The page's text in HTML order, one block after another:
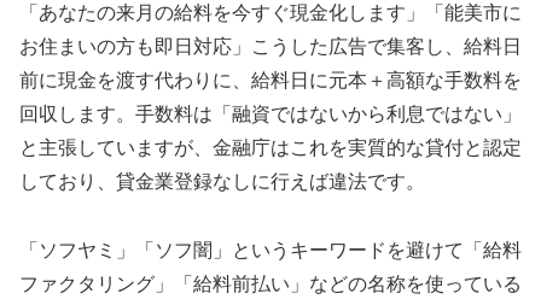
「あなたの来月の給料を今すぐ現金化します」「能美市に
お住まいの方も即日対応」こうした広告で集客し、給料日
前に現金を渡す代わりに、給料日に元本＋高額な手数料を
回収します。手数料は「融資ではないから利息ではない」
と主張していますが、金融庁はこれを実質的な貸付と認定
しており、貸金業登録なしに行えば違法です。
「ソフヤミ」「ソフ闇」というキーワードを避けて「給料
ファクタリング」「給料前払い」などの名称を使っている